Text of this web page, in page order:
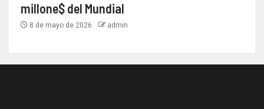
millone$ del Mundial
8 de mayo de 2026 admin